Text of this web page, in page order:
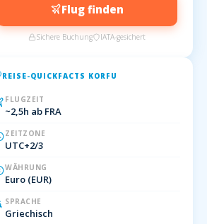
Flug finden
Sichere Buchung IATA-gesichert
REISE-QUICKFACTS KORFU
FLUGZEIT
~2,5h ab FRA
ZEITZONE
UTC+2/3
WÄHRUNG
Euro (EUR)
SPRACHE
Griechisch